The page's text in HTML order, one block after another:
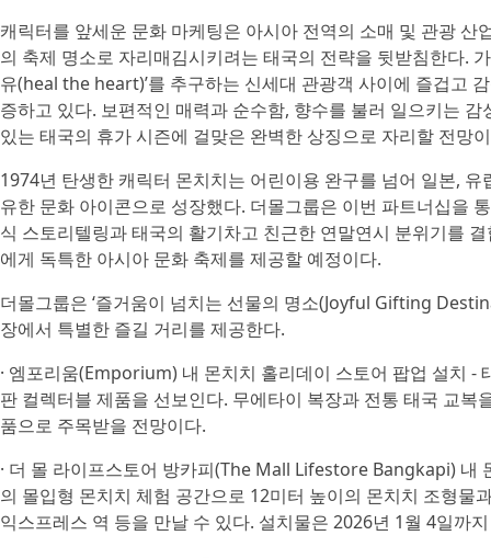
캐릭터를 앞세운 문화 마케팅은 아시아 전역의 소매 및 관광
의 축제 명소로 자리매김시키려는 태국의 전략을 뒷받침한다.
유(heal the heart)’를 추구하는 신세대 관광객 사이에 즐겁고
증하고 있다. 보편적인 매력과 순수함, 향수를 불러 일으키는
있는 태국의 휴가 시즌에 걸맞은 완벽한 상징으로 자리할 전망
1974년 탄생한 캐릭터 몬치치는 어린이용 완구를 넘어 일본,
유한 문화 아이콘으로 성장했다. 더몰그룹은 이번 파트너십을
식 스토리텔링과 태국의 활기차고 친근한 연말연시 분위기를
에게 독특한 아시아 문화 축제를 제공할 예정이다.
더몰그룹은 ‘즐거움이 넘치는 선물의 명소(Joyful Gifting
장에서 특별한 즐길 거리를 제공한다.
· 엠포리움(Emporium) 내 몬치치 홀리데이 스토어 팝업 설치 -
판 컬렉터블 제품을 선보인다. 무에타이 복장과 전통 태국 교
품으로 주목받을 전망이다.
· 더 몰 라이프스토어 방카피(The Mall Lifestore Bangkapi) 내
의 몰입형 몬치치 체험 공간으로 12미터 높이의 몬치치 조형물
익스프레스 역 등을 만날 수 있다. 설치물은 2026년 1월 4일까